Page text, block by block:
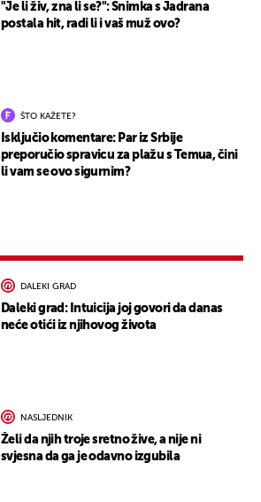
"Je li živ, zna li se?": Snimka s Jadrana
postala hit, radi li i vaš muž ovo?
ŠTO KAŽETE?
Isključio komentare: Par iz Srbije
preporučio spravicu za plažu s Temua, čini
li vam se ovo sigurnim?
DALEKI GRAD
Daleki grad: Intuicija joj govori da danas
neće otići iz njihovog života
NASLJEDNIK
Želi da njih troje sretno žive, a nije ni
svjesna da ga je odavno izgubila